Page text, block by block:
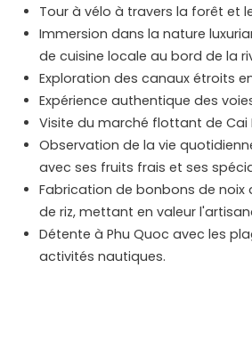
Tour à vélo à travers la forêt et
Immersion dans la nature
de cuisine locale au bord de la
Exploration des canaux étroits
Expérience authentique des
Visite du marché flottant de Cai
Observation de la vie
avec ses fruits frais et ses
Fabrication de bonbons de
de riz, mettant en valeur
Détente à Phu Quoc avec les
activités nautiques.